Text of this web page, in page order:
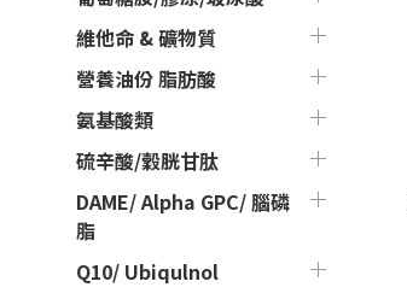
維他命 & 礦物質
營養油份 脂肪酸
氨基酸類
硫辛酸/穀胱甘肽
DAME/ Alpha GPC/ 腦磷
脂
Q10/ Ubiqulnol